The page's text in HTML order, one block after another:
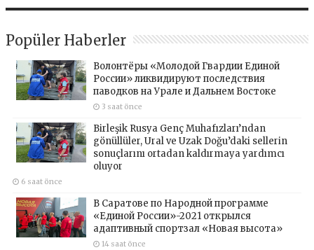
Popüler Haberler
Волонтёры «Молодой Гвардии Единой
России» ликвидируют последствия
паводков на Урале и Дальнем Востоке
3 saat önce
Birleşik Rusya Genç Muhafızları’ndan
gönüllüler, Ural ve Uzak Doğu’daki sellerin
sonuçlarını ortadan kaldırmaya yardımcı
oluyor
6 saat önce
В Саратове по Народной программе
«Единой России»-2021 открылся
адаптивный спортзал «Новая высота»
14 saat önce